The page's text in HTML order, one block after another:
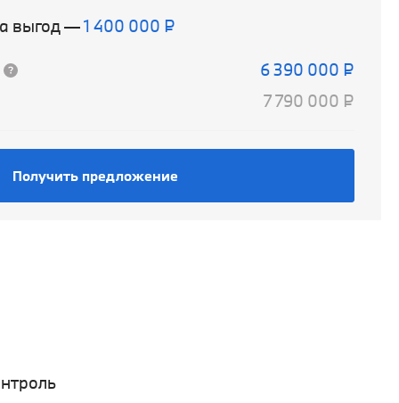
выгод—1 400 000 ₽
6 390 000 ₽
7 790 000 ₽
Получить предложение